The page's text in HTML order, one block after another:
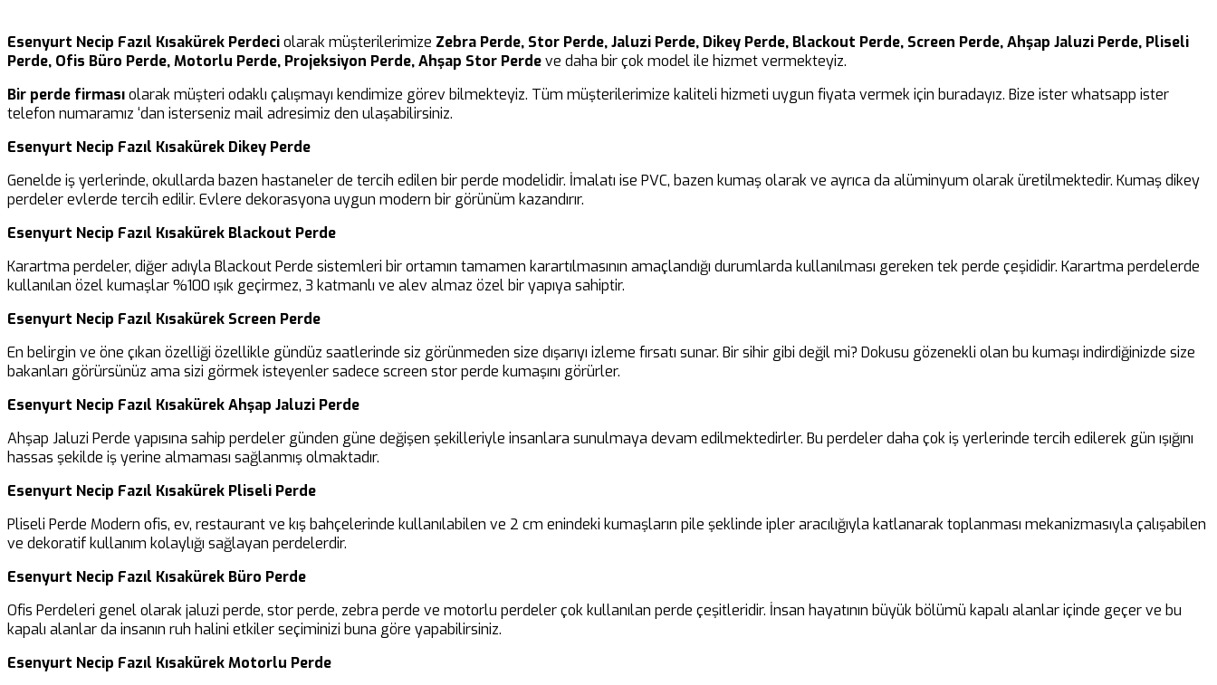
Esenyurt Necip Fazıl Kısakürek Perdeciolarak müşterilerimize Zebra Perde, Stor Perde, Jaluzi Perde, Dikey Perde, Blackout Perde, Screen Perde, Ahşap Jaluzi Perde, Pliseli
Perde, Ofis Büro Perde, Motorlu Perde, Projeksiyon Perde, Ahşap Stor Perdeve daha bir çok model ile hizmet vermekteyiz.
Bir perde firmasıolarak müşteri odaklı çalışmayı kendimize görev bilmekteyiz. Tüm müşterilerimize kaliteli hizmeti uygun fiyata vermek için buradayız. Bize ister whatsapp ister
telefon numaramız ‘dan isterseniz mail adresimiz den ulaşabilirsiniz.
Esenyurt Necip Fazıl Kısakürek Dikey Perde
Genelde iş yerlerinde, okullarda bazen hastaneler de tercih edilen bir perde modelidir. İmalatı ise PVC, bazen kumaş olarak ve ayrıca da alüminyum olarak üretilmektedir. Kumaş dikey
perdeler evlerde tercih edilir. Evlere dekorasyona uygun modern bir görünüm kazandırır.
Esenyurt Necip Fazıl Kısakürek Blackout Perde
Karartma perdeler, diğer adıyla Blackout Perde sistemleri bir ortamın tamamen karartılmasının amaçlandığı durumlarda kullanılması gereken tek perde çeşididir. Karartma perdelerde
kullanılan özel kumaşlar %100 ışık geçirmez, 3 katmanlı ve alev almaz özel bir yapıya sahiptir.
Esenyurt Necip Fazıl Kısakürek Screen Perde
En belirgin ve öne çıkan özelliği özellikle gündüz saatlerinde siz görünmeden size dışarıyı izleme fırsatı sunar. Bir sihir gibi değil mi? Dokusu gözenekli olan bu kumaşı indirdiğinizde size
bakanları görürsünüz ama sizi görmek isteyenler sadece screen stor perde kumaşını görürler.
Esenyurt Necip Fazıl Kısakürek Ahşap Jaluzi Perde
Ahşap Jaluzi Perde yapısına sahip perdeler günden güne değişen şekilleriyle insanlara sunulmaya devam edilmektedirler. Bu perdeler daha çok iş yerlerinde tercih edilerek gün ışığını
hassas şekilde iş yerine almaması sağlanmış olmaktadır.
Esenyurt Necip Fazıl Kısakürek Pliseli Perde
Pliseli Perde Modern ofis, ev, restaurant ve kış bahçelerinde kullanılabilen ve 2 cm enindeki kumaşların pile şeklinde ipler aracılığıyla katlanarak toplanması mekanizmasıyla çalışabilen
ve dekoratif kullanım kolaylığı sağlayan perdelerdir.
Esenyurt Necip Fazıl Kısakürek Büro Perde
Ofis Perdeleri genel olarak jaluzi perde, stor perde, zebra perde ve motorlu perdeler çok kullanılan perde çeşitleridir. İnsan hayatının büyük bölümü kapalı alanlar içinde geçer ve bu
kapalı alanlar da insanın ruh halini etkiler seçiminizi buna göre yapabilirsiniz.
Esenyurt Necip Fazıl Kısakürek Motorlu Perde